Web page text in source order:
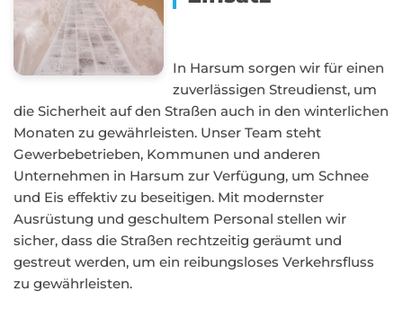
In Harsum sorgen wir für einen
zuverlässigen Streudienst, um
die Sicherheit auf den Straßen auch in den winterlichen
Monaten zu gewährleisten. Unser Team steht
Gewerbebetrieben, Kommunen und anderen
Unternehmen in Harsum zur Verfügung, um Schnee
und Eis effektiv zu beseitigen. Mit modernster
Ausrüstung und geschultem Personal stellen wir
sicher, dass die Straßen rechtzeitig geräumt und
gestreut werden, um ein reibungsloses Verkehrsfluss
zu gewährleisten.